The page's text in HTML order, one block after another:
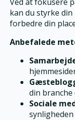
kan du styrke
forbedre din
Anbefalede
din branche
Sociale